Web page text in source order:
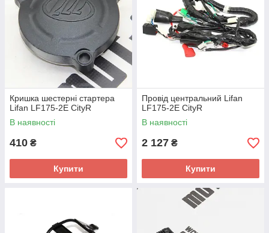
Кришка шестерні стартера
Lifan LF175-2E CityR
В наявності
410 ₴
Купити
Провід центральний Lifan
LF175-2E CityR
В наявності
2 127 ₴
Купити